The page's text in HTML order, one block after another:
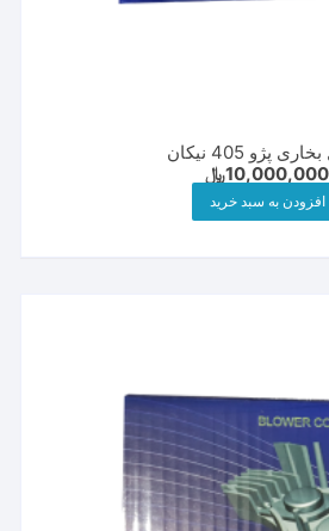
پژو 405 نیکان
10,000,000﷼
افزودن به سبد خرید